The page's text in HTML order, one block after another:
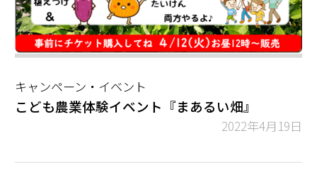
キャンペーン・イベント
こども農業体験イベント『まあるい畑』
2022年4月19日